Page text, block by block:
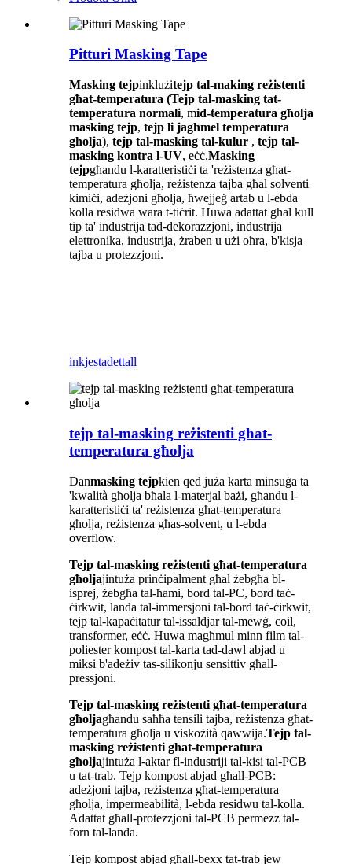
Pitturi Masking Tape
Masking tejpinklużitejp tal-making reżistenti
għat-temperatura (Tejp tal-masking tat-
temperatura normali, mid-temperatura għolja
masking tejp, tejp li jagħmel temperatura
għolja), tejp tal-masking tal-kulur , tejp tal-
masking kontra l-UV, eċċ.Masking
tejpgħandu l-karatteristiċi ta 'reżistenza għat-
temperatura għolja, reżistenza tajba għal solventi
kimiċi, adeżjoni għolja, ħwejjeġ artab u l-ebda
kolla residwa wara t-tiċrit. Huwa adattat għal kull
tip ta' industrija tad-dekorazzjoni, industrija
elettronika, industrija, żraben u użi oħra, b'kisja
tajba u protezzjoni.
inkjestadettall
tejp tal-masking reżistenti għat-
temperatura għolja
Danmasking tejpkien qed juża karta minsuġa ta
'kwalità għolja bħala l-materjal bażi, għandu l-
karatteristiċi ta' reżistenza għat-temperatura
għolja, reżistenza għas-solvent, u l-ebda
overflow.
Tejp tal-masking reżistenti għat-temperatura
għoljajintuża prinċipalment għal żebgħa bl-
isprej, żebgħa tal-ħami, bord tal-PC, bord taċ-
ċirkwit, landa tal-immersjoni tal-bord taċ-ċirkwit,
tejp tal-kapaċitatur tal-issaldjar tal-mewġ, coil,
transformer, eċċ. Huwa magħmul minn film tal-
poliester kompost tal-karta tad-dawl abjad u
miksi b'adeżiv tas-silikonju sensittiv għall-
pressjoni.
Tejp tal-masking reżistenti għat-temperatura
għoljagħandu saħħa tensili tajba, reżistenza għat-
temperatura għolja u viskożità qawwija.Tejp tal-
masking reżistenti għat-temperatura
għoljajintuża l-aktar fl-industriji tal-kisi tal-PCB
u tat-trab. Tejp kompost abjad għall-PCB:
adeżjoni tajba, reżistenza għat-temperatura
għolja, impermeabilità, l-ebda residwu tal-kolla.
Adattat għall-protezzjoni tal-PCB permezz tal-
forn tal-landa.
Tejp kompost abjad għall-bexx tat-trab jew